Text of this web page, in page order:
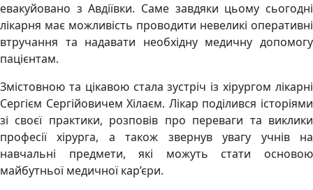
евакуйовано з Авдіївки. Саме завдяки цьому сьогодні
лікарня має можливість проводити невеликі оперативні
втручання та надавати необхідну медичну допомогу
пацієнтам.
Змістовною та цікавою стала зустріч із хірургом лікарні
Сергієм Сергійовичем Хілаєм. Лікар поділився історіями
зі своєї практики, розповів про переваги та виклики
професії хірурга, а також звернув увагу учнів на
навчальні предмети, які можуть стати основою
майбутньої медичної кар’єри.